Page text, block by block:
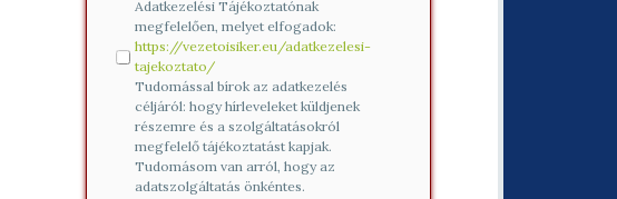
Adatkezelési Tájékoztatónak
megfelelően, melyet elfogadok:
https://vezetoisiker.eu/adatkezelesi-
tajekoztato/
Tudomással bírok az adatkezelés
céljáról: hogy hírleveleket küldjenek
részemre és a szolgáltatásokról
megfelelő tájékoztatást kapjak.
Tudomásom van arról, hogy az
adatszolgáltatás önkéntes.